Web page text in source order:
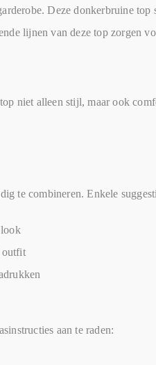
Deze donkerbruine
lijnen van deze top zorgen
niet alleen stijl, maar ook
te combineren. Enkele
outfit
aan te raden: